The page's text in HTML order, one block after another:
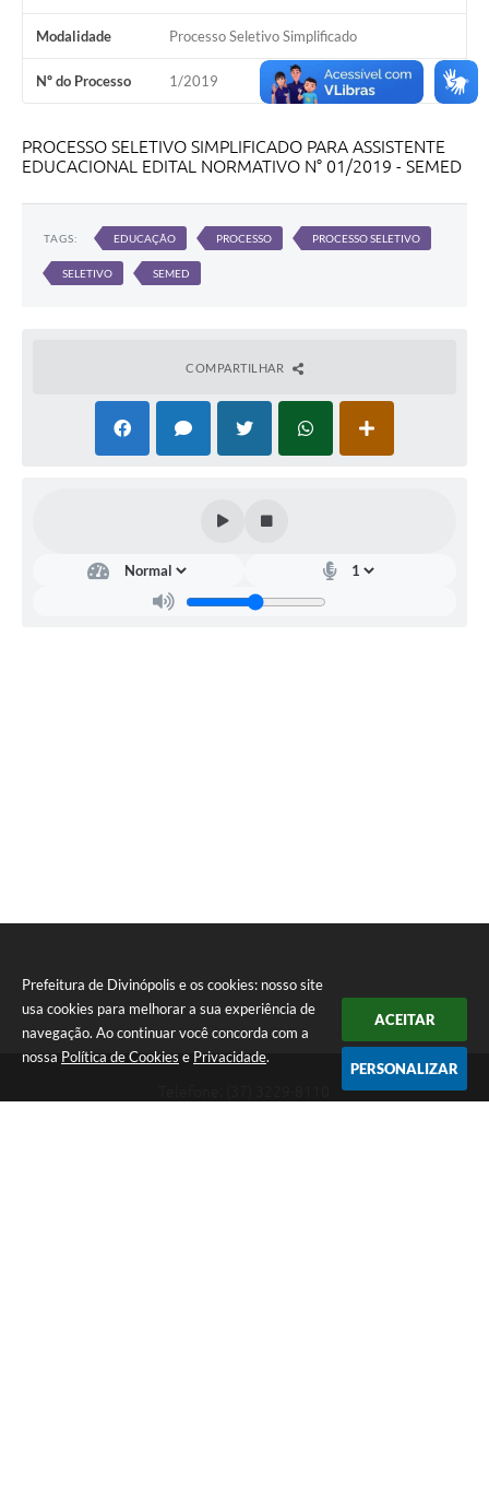
Prefeitura de Divinópolis e os cookies: nosso site
usa cookies para melhorar a sua experiência de
navegação. Ao continuar você concorda com a
nossa Política de Cookies e Privacidade.
ACEITAR
PERSONALIZAR
Modalidade Processo Seletivo Simplificado
Nº do Processo 1/2019
PROCESSO SELETIVO SIMPLIFICADO PARA ASSISTENTE
EDUCACIONAL EDITAL NORMATIVO N° 01/2019 - SEMED
TAGS: EDUCAÇÃO PROCESSO PROCESSO SELETIVO
SELETIVO SEMED
COMPARTILHAR